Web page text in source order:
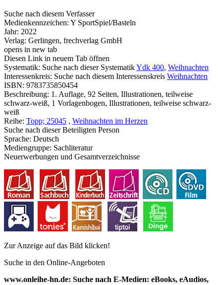
Suche nach diesem Verfasser
Medienkennzeichen: Y SportSpiel/Basteln
Jahr: 2022
Verlag: Gerlingen, frechverlag GmbH
opens in new tab
Diesen Link in neuem Tab öffnen
Systematik: Suche nach dieser SystematikYdk 400, Weihnachten
Interessenkreis: Suche nach diesem Interessenskreis Weihnachten
ISBN: 9783735850454
Beschreibung: 1. Auflage, 92 Seiten, Illustrationen, teilweise
schwarz-weiß, 1 Vorlagenbogen, Illustrationen, teilweise schwarz-
weiß
Reihe: Topp; 25045 , Weihnachten im Herzen
Suche nach dieser Beteiligten Person
Sprache: Deutsch
Mediengruppe: Sachliteratur
Neuerwerbungen und Gesamtverzeichnisse
Zur Anzeige auf das Bild klicken!
Suche in den Online-Angeboten
www.onleihe-hn.de: Suche nach E-Medien: eBooks, eAudios,